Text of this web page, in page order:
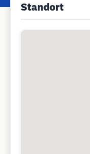
Standort